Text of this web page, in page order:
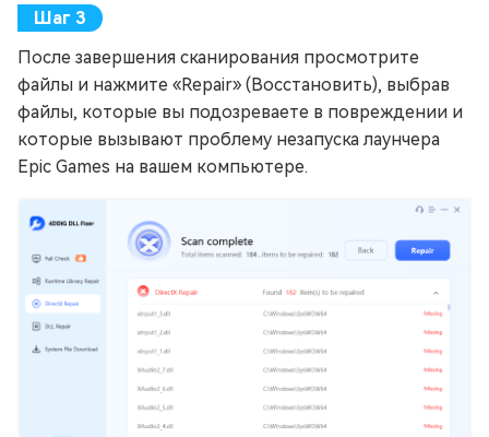
После завершения сканирования просмотрите
файлы и нажмите «Repair» (Восстановить), выбрав
файлы, которые вы подозреваете в повреждении и
которые вызывают проблему незапуска лаунчера
Epic Games на вашем компьютере.